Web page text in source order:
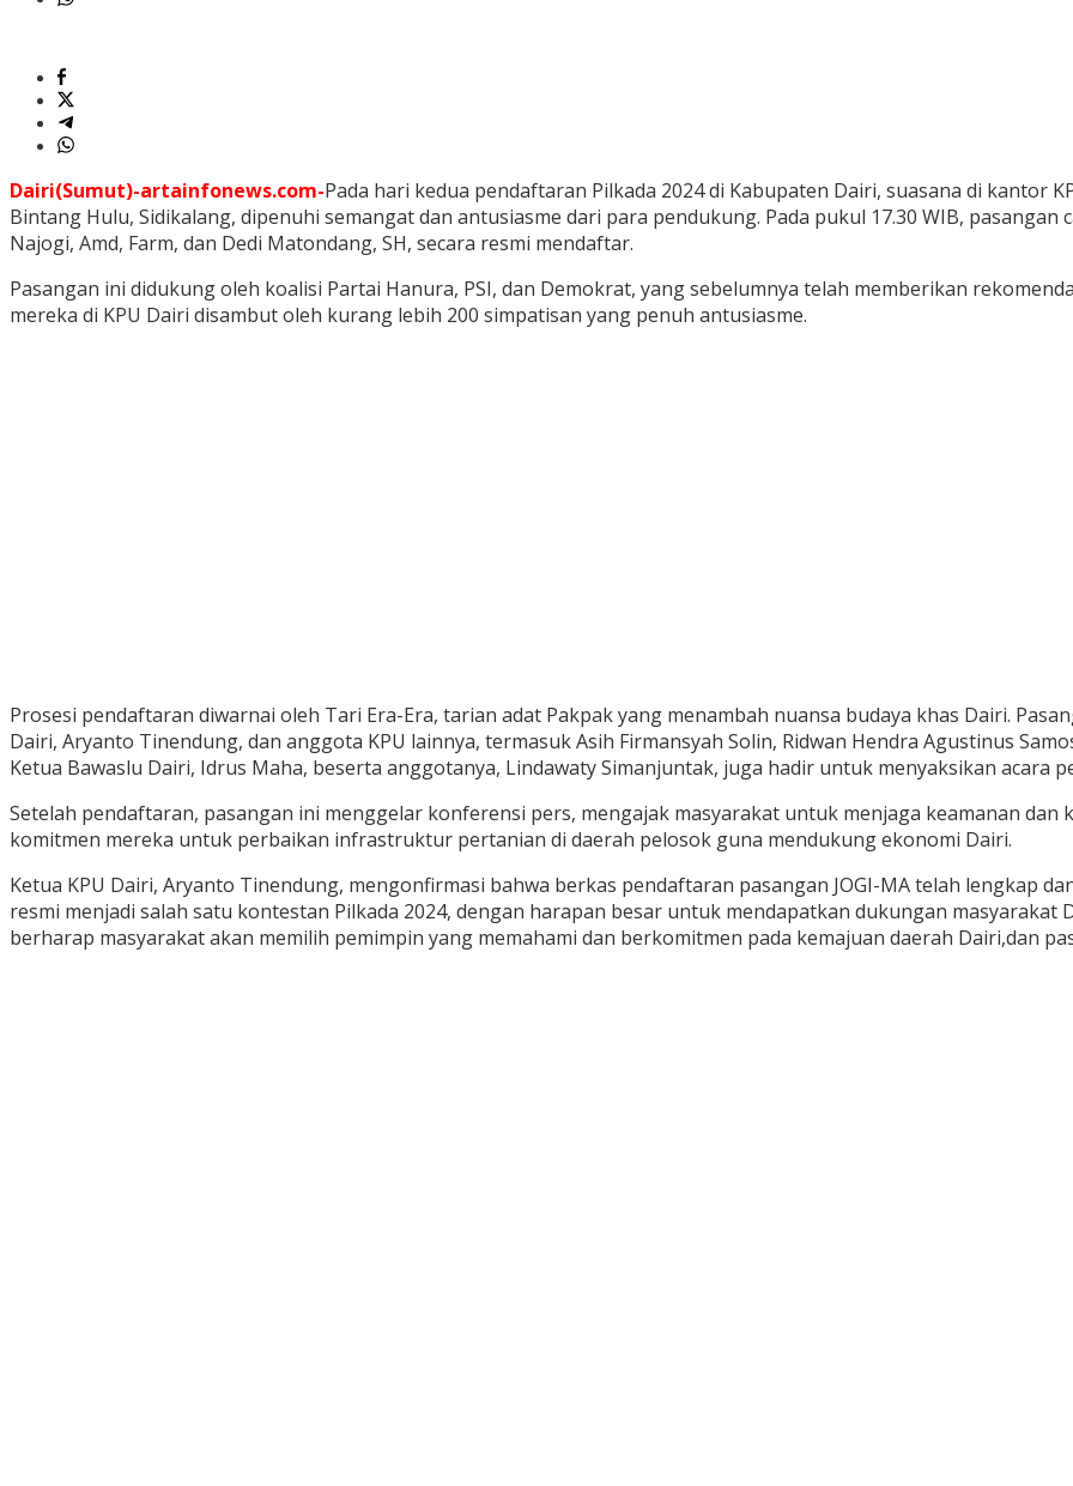
Dairi(Sumut)-artainfonews.com-Pada hari kedua pendaftaran Pilkada 2024 di Kabupaten Dairi, suasana di kantor
Bintang Hulu, Sidikalang, dipenuhi semangat dan antusiasme dari para pendukung. Pada pukul 17.30 WIB,
Najogi, Amd, Farm, dan Dedi Matondang, SH, secara resmi mendaftar.
Pasangan ini didukung oleh koalisi Partai Hanura, PSI, dan Demokrat, yang sebelumnya telah memberikan
mereka di KPU Dairi disambut oleh kurang lebih 200 simpatisan yang penuh antusiasme.
Prosesi pendaftaran diwarnai oleh Tari Era-Era, tarian adat Pakpak yang menambah nuansa budaya khas Dairi.
Dairi, Aryanto Tinendung, dan anggota KPU lainnya, termasuk Asih Firmansyah Solin, Ridwan Hendra Agustinus
Ketua Bawaslu Dairi, Idrus Maha, beserta anggotanya, Lindawaty Simanjuntak, juga hadir untuk menyaksikan acara
Setelah pendaftaran, pasangan ini menggelar konferensi pers, mengajak masyarakat untuk menjaga keamanan
komitmen mereka untuk perbaikan infrastruktur pertanian di daerah pelosok guna mendukung ekonomi Dairi.
Ketua KPU Dairi, Aryanto Tinendung, mengonfirmasi bahwa berkas pendaftaran pasangan JOGI-MA telah lengkap
resmi menjadi salah satu kontestan Pilkada 2024, dengan harapan besar untuk mendapatkan dukungan
berharap masyarakat akan memilih pemimpin yang memahami dan berkomitmen pada kemajuan daerah Dairi,dan